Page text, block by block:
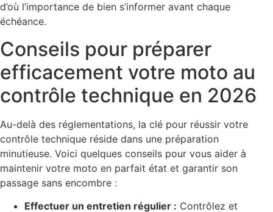
d’où l’importance de bien s’informer avant chaque
échéance.
Conseils pour préparer
efficacement votre moto au
contrôle technique en 2026
Au-delà des réglementations, la clé pour réussir votre
contrôle technique réside dans une préparation
minutieuse. Voici quelques conseils pour vous aider à
maintenir votre moto en parfait état et garantir son
passage sans encombre :
Effectuer un entretien régulier : Contrôlez et